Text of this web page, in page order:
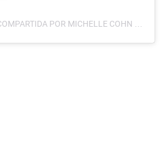
UNA PUBLICACIÓN COMPARTIDA POR MICHELLE COHN (@MICHELLECOHNB)